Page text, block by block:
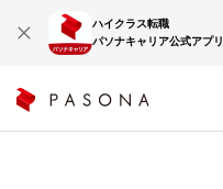
ハイクラス転職
パソナキャリア公式アプリ